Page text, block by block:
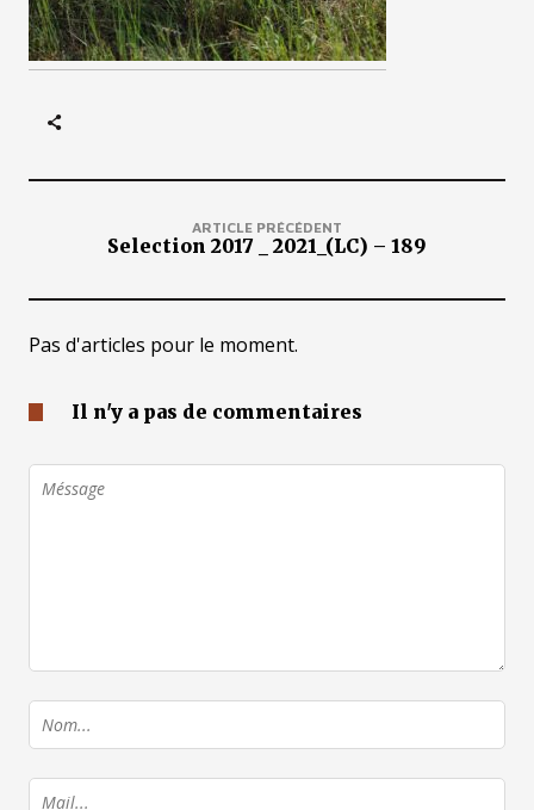
ARTICLE PRÉCÉDENT
Selection 2017 _ 2021_(LC) – 189
Pas d'articles pour le moment.
Il n'y a pas de commentaires